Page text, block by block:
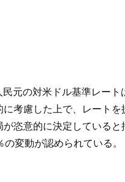
元の対米ドル基準レー
に考慮した上で、レート
が恣意的に決定している
変動が認められている。